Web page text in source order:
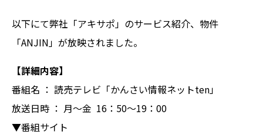
以下にて弊社「アキサポ」のサービス紹介、物件
「ANJIN」が放映されました。
【詳細内容】
番組名 ： 読売テレビ「かんさい情報ネットten」
放送日時 ： 月～金 16：50～19：00
▼番組サイト